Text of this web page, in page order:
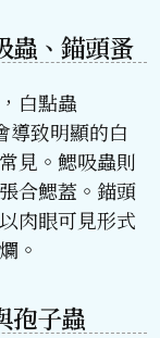
蟲、錨頭蚤
白點蟲
致明顯的白
見。鰓吸蟲則
合鰓蓋。錨頭
肉眼可見形式
。
孢子蟲